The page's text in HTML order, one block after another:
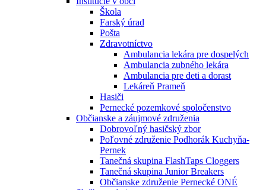
Škola
Farský úrad
Pošta
Zdravotníctvo
Ambulancia lekára pre dospelých
Ambulancia zubného lekára
Ambulancia pre deti a dorast
Lekáreň Prameň
Hasiči
Pernecké pozemkové spoločenstvo
Občianske a záujmové združenia
Dobrovoľný hasičský zbor
Poľovné združenie Podhorák Kuchyňa-
Pernek
Tanečná skupina FlashTaps Cloggers
Tanečná skupina Junior Breakers
Občianske združenie Pernecké ONÉ